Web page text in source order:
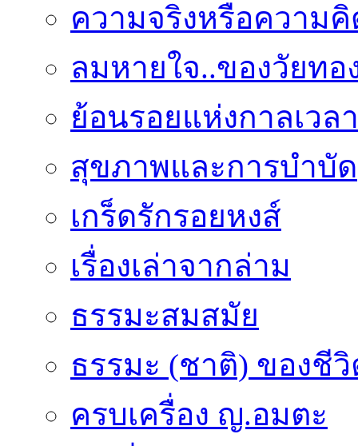
ความจริงหรือความ
ลมหายใจ..ของวัยทอ
ย้อนรอยแห่งกาลเวลา
สุขภาพและการบำบัด
เกร็ดรักรอยหงส์
เรื่องเล่าจากล่าม
ธรรมะสมสมัย
ธรรมะ (ชาติ) ของชี
ครบเครื่อง ญ.อมตะ